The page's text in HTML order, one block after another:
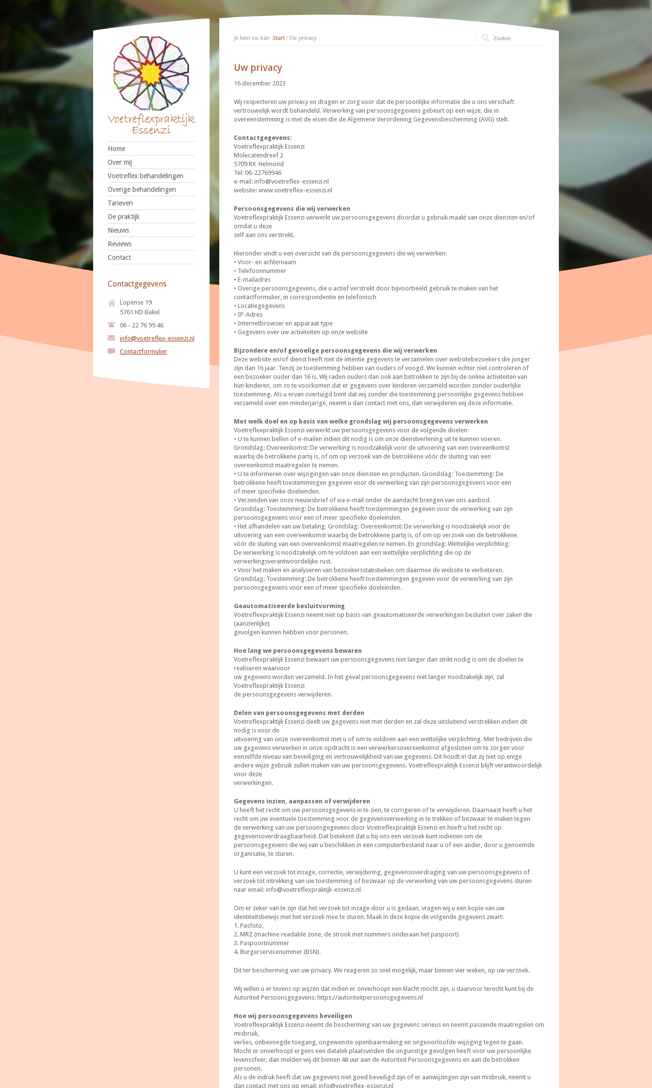
Je bent nu hier: Start / Uw privacy
Uw privacy
16 december 2023
Wij respecteren uw privacy en dragen er zorg voor dat de persoonlijke informatie die u ons verschaft
vertrouwelijk wordt behandeld. Verwerking van persoonsgegevens gebeurt op een wijze, die in
overeenstemming is met de eisen die de Algemene Verordening Gegevensbescherming (AVG) stelt.
Contactgegevens:
Voetreflexpraktijk Essenzi
Molecatendreef 2
5709 RX Helmond
Tel: 06-22769946
e-mail: info@voetreflex-essenzi.nl
website: www.voetreflex-essenzi.nl
Persoonsgegevens die wij verwerken
Voetreflexpraktijk Essenzi verwerkt uw persoonsgegevens doordat u gebruik maakt van onze diensten en/of
omdat u deze
zelf aan ons verstrekt.
Hieronder vindt u een overzicht van de persoonsgegevens die wij verwerken:
• Voor- en achternaam
• Telefoonnummer
• E-mailadres
• Overige persoonsgegevens, die u actief verstrekt door bijvoorbeeld gebruik te maken van het
contactformulier, in correspondentie en telefonisch
• Locatiegegevens
• IP-Adres
• Internetbrowser en apparaat type
• Gegevens over uw activiteiten op onze website
Bijzondere en/of gevoelige persoonsgegevens die wij verwerken
Deze website en/of dienst heeft niet de intentie gegevens te verzamelen over websitebezoekers die jonger
zijn dan 16 jaar. Tenzij ze toestemming hebben van ouders of voogd. We kunnen echter niet controleren of
een bezoeker ouder dan 16 is. Wij raden ouders dan ook aan betrokken te zijn bij de online activiteiten van
hun kinderen, om zo te voorkomen dat er gegevens over kinderen verzameld worden zonder ouderlijke
toestemming. Als u ervan overtuigd bent dat wij zonder die toestemming persoonlijke gegevens hebben
verzameld over een minderjarige, neemt u dan contact met ons, dan verwijderen wij deze informatie.
Met welk doel en op basis van welke grondslag wij persoonsgegevens verwerken
Voetreflexpraktijk Essenzi verwerkt uw persoonsgegevens voor de volgende doelen:
• U te kunnen bellen of e-mailen indien dit nodig is om onze dienstverlening uit te kunnen voeren.
Grondslag: Overeenkomst: De verwerking is noodzakelijk voor de uitvoering van een overeenkomst
waarbij de betrokkene partij is, of om op verzoek van de betrokkene vóór de sluiting van een
overeenkomst maatregelen te nemen.
• U te informeren over wijzigingen van onze diensten en producten. Grondslag: Toestemming: De
betrokkene heeft toestemmingen gegeven voor de verwerking van zijn persoonsgegevens voor een
of meer specifieke doeleinden.
• Verzenden van onze nieuwsbrief of via e-mail onder de aandacht brengen van ons aanbod.
Grondslag: Toestemming: De betrokkene heeft toestemmingen gegeven voor de verwerking van zijn
persoonsgegevens voor een of meer specifieke doeleinden.
• Het afhandelen van uw betaling. Grondslag: Overeenkomst: De verwerking is noodzakelijk voor de
uitvoering van een overeenkomst waarbij de betrokkene partij is, of om op verzoek van de betrokkene
vóór de sluiting van een overeenkomst maatregelen te nemen. En grondslag: Wettelijke verplichting:
De verwerking is noodzakelijk om te voldoen aan een wettelijke verplichting die op de
verwerkingsverantwoordelijke rust.
• Voor het maken en analyseren van bezoekersstatistieken om daarmee de website te verbeteren.
Grondslag: Toestemming: De betrokkene heeft toestemmingen gegeven voor de verwerking van zijn
persoonsgegevens voor een of meer specifieke doeleinden.
Geautomatiseerde besluitvorming
Voetreflexpraktijk Essenzi neemt niet op basis van geautomatiseerde verwerkingen besluiten over zaken die
(aanzienlijke)
gevolgen kunnen hebben voor personen.
Hoe lang we persoonsgegevens bewaren
Voetreflexpraktijk Essenzi bewaart uw persoonsgegevens niet langer dan strikt nodig is om de doelen te
realiseren waarvoor
uw gegevens worden verzameld. In het geval persoonsgegevens niet langer noodzakelijk zijn, zal
Voetreflexpraktijk Essenzi
de persoonsgegevens verwijderen.
Delen van persoonsgegevens met derden
Voetreflexpraktijk Essenzi deelt uw gegevens niet met derden en zal deze uitsluitend verstrekken indien dit
nodig is voor de
uitvoering van onze overeenkomst met u of om te voldoen aan een wettelijke verplichting. Met bedrijven die
uw gegevens verwerken in onze opdracht is een verwerkersovereenkomst afgesloten om te zorgen voor
eenzelfde niveau van beveiliging en vertrouwelijkheid van uw gegevens. Dit houdt in dat zij niet op enige
andere wijze gebruik zullen maken van uw persoonsgegevens. Voetreflexpraktijk Essenzi blijft verantwoordelijk
voor deze
verwerkingen.
Gegevens inzien, aanpassen of verwijderen
U heeft het recht om uw persoonsgegevens in te zien, te corrigeren of te verwijderen. Daarnaast heeft u het
recht om uw eventuele toestemming voor de gegevensverwerking in te trekken of bezwaar te maken tegen
de verwerking van uw persoonsgegevens door Voetreflexpraktijk Essenzi en heeft u het recht op
gegevensoverdraagbaarheid. Dat betekent dat u bij ons een verzoek kunt indienen om de
persoonsgegevens die wij van u beschikken in een computerbestand naar u of een ander, door u genoemde
organisatie, te sturen.
U kunt een verzoek tot inzage, correctie, verwijdering, gegevensoverdraging van uw persoonsgegevens of
verzoek tot intrekking van uw toestemming of bezwaar op de verwerking van uw persoonsgegevens sturen
naar email: info@voetreflexpraktijk-essenzi.nl
Om er zeker van te zijn dat het verzoek tot inzage door u is gedaan, vragen wij u een kopie van uw
identiteitsbewijs met het verzoek mee te sturen. Maak in deze kopie de volgende gegevens zwart:
1. Pasfoto,
2. MRZ (machine readable zone, de strook met nummers onderaan het paspoort)
3. Paspoortnummer
4. Burgerservicenummer (BSN).
Dit ter bescherming van uw privacy. We reageren zo snel mogelijk, maar binnen vier weken, op uw verzoek.
Wij willen u er tevens op wijzen dat indien er onverhoopt een klacht mocht zijn, u daarvoor terecht kunt bij de
Autoriteit Persoonsgegevens: https://autoriteitpersoonsgegevens.nl
Hoe wij persoonsgegevens beveiligen
Voetreflexpraktijk Essenzi neemt de bescherming van uw gegevens serieus en neemt passende maatregelen om
misbruik,
verlies, onbevoegde toegang, ongewenste openbaarmaking en ongeoorloofde wijziging tegen te gaan.
Mocht er onverhoopt ergens een datalek plaatsvinden die ongunstige gevolgen heeft voor uw persoonlijke
levenssfeer, dan melden wij dit binnen 48 uur aan de Autoriteit Persoonsgegevens en aan de betrokken
personen.
Als u de indruk heeft dat uw gegevens niet goed beveiligd zijn of er aanwijzingen zijn van misbruik, neemt u
dan contact met ons op email: info@voetreflex-essenzi.nl
Home
Over mij
Voetreflex behandelingen
Overige behandelingen
Tarieven
De praktijk
Nieuws
Reviews
Contact
Contactgegevens
Lopense 19
5761 HD Bakel
06 - 22 76 99 46
info@voetreflex-essenzi.nl
Contactformulier